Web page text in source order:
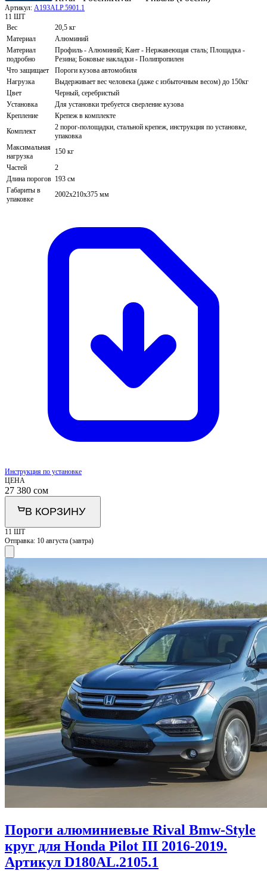
Артикул: A193ALP.5901.1
11 ШТ
Вес
20,5 кг
Материал
Алюминий
Материал
подробно
Профиль - Алюминий; Кант - Нержавеющая сталь; Площадка -
Резина; Боковые накладки - Полипропилен
Что защищает
Пороги кузова автомобиля
Нагрузка
Выдерживает вес человека (даже с избыточным весом) до 150кг
Цвет
Черный, серебристый
Установка
Для установки требуется сверление кузова
Крепление
Крепеж в комплекте
Комплект
2 порог-полощадки, стальной крепеж, инструкция по установке,
упаковка
Максимальная
нагрузка
150 кг
Частей
2
Длина порогов 193 см
Габариты в
упаковке
2002х210х375 мм
Инструкция по установке
ЦЕНА
27 380 сом
В КОРЗИНУ
11 ШТ
Отправка: 10 августа (завтра)
Пороги алюминиевые Rival Bmw-Style
круг для Honda Pilot III 2016-2019.
Артикул D180AL.2105.1